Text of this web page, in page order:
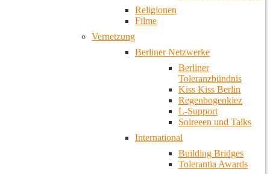
Religionen
Filme
Vernetzung
Berliner Netzwerke
Berliner
Toleranzbündnis
Kiss Kiss Berlin
Regenbogenkiez
L-Support
Soireeen und Talks
International
Building Bridges
Tolerantia Awards